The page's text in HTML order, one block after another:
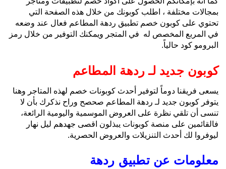
بمجالات مختلفة ، اطلب كوبونك من خلال هذه الصفحة التي
تحتوي على كوبون خصم تطبيق ردهة المطاعم فعال عند وضعه
في المربع المخصص له في المتجر ويمكنك التوفير من خلال رمز
البرومو كود حالياً.
كوبون جديد لـ ردهة المطاعم
يسعى فريقنا دوماً لتوفير أحدث كوبونات خصم لهذه المتاجر وهنا
يتوفر كوبون جديد لـ ردهة المطاعم صحصح وراح نذكرك بأن لا
تنسى أن تلقي نظرة على العروض الموسمية واليومية الرائعة،
فالقائمين على منصة كوبونات يبذلون اقصى جهدهم ليل نهار
ليوفروا لك أحدث التنزيلات والعروض الحصرية.
معلومات عن تطبيق ردهة